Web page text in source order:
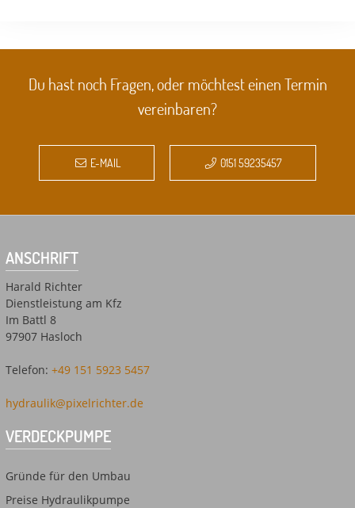
Du hast noch Fragen, oder möchtest einen Termin
vereinbaren?
E-MAIL 0151 59235457
ANSCHRIFT
Harald Richter
Dienstleistung am Kfz
Im Battl 8
97907 Hasloch
Telefon: +49 151 5923 5457
hydraulik@pixelrichter.de
VERDECKPUMPE
Gründe für den Umbau
Preise Hydraulikpumpe